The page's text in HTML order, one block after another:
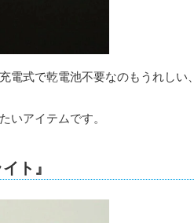
電式で乾電池不要なのもうれしい、
いアイテムです。
ト』